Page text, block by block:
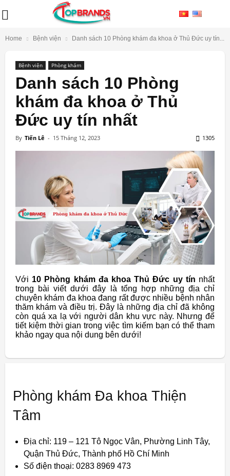
Home Bệnh viện Danh sách 10 Phòng khám đa khoa ở Thủ Đức uy tín...
Bệnh viện Phòng khám
Danh sách 10 Phòng
khám đa khoa ở Thủ
Đức uy tín nhất
By Tiến Lê - 15 Tháng 12, 2023 1305
Với 10 Phòng khám đa khoa Thủ Đức uy tín nhất
trong bài viết dưới đây là tổng hợp những địa chỉ
chuyên khám đa khoa đang rất được nhiều bệnh nhân
thăm khám và điều trị. Đây là những địa chỉ đã không
còn quá xa lạ với người dân khu vực này. Nhưng để
tiết kiệm thời gian trong việc tìm kiếm bạn có thể tham
khảo ngay qua nội dung bên dưới!
Phòng khám Đa khoa Thiện
Tâm
Địa chỉ: 119 – 121 Tô Ngọc Vân, Phường Linh Tây,
Quận Thủ Đức, Thành phố Hồ Chí Minh
Số điện thoại: 0283 8969 473